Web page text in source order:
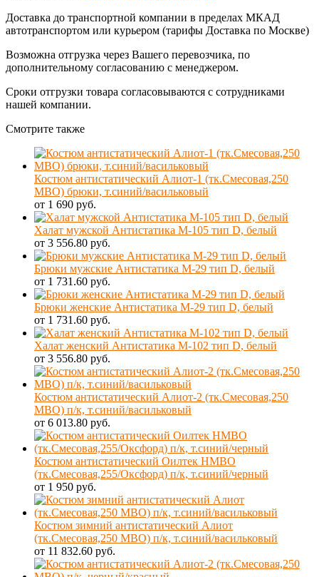
Доставка до транспортной компании в пределах МКАД
автотранспортом или курьером (тарифы Доставка по Москве)
Возможна отгрузка через Вашего перевозчика, по
дополнительному согласованию с менеджером.
Сроки отгрузки товара согласовываются с сотрудниками
нашей компании.
Смотрите также
Костюм антистатический Алиот-1 (тк.Смесовая,250
МВО) брюки, т.синий/васильковый
от 1 690 руб.
Халат мужской Антистатика М-105 тип D, белый
от 3 556.80 руб.
Брюки мужские Антистатика М-29 тип D, белый
от 1 731.60 руб.
Брюки женские Антистатика М-29 тип D, белый
от 1 731.60 руб.
Халат женский Антистатика М-102 тип D, белый
от 3 556.80 руб.
Костюм антистатический Алиот-2 (тк.Смесовая,250
МВО) п/к, т.синий/васильковый
от 6 013.80 руб.
Костюм антистатический Оилтек НМВО
(тк.Смесовая,255/Оксфорд) п/к, т.синий/черный
от 1 950 руб.
Костюм зимний антистатический Алиот
(тк.Смесовая,250 МВО) п/к, т.синий/васильковый
от 11 832.60 руб.